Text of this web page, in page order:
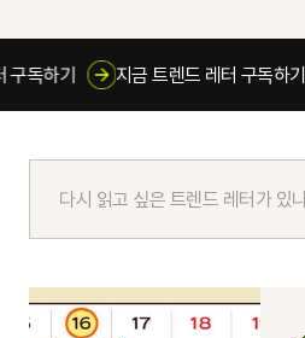
구독하기 지금 트렌드 레터 구독하기